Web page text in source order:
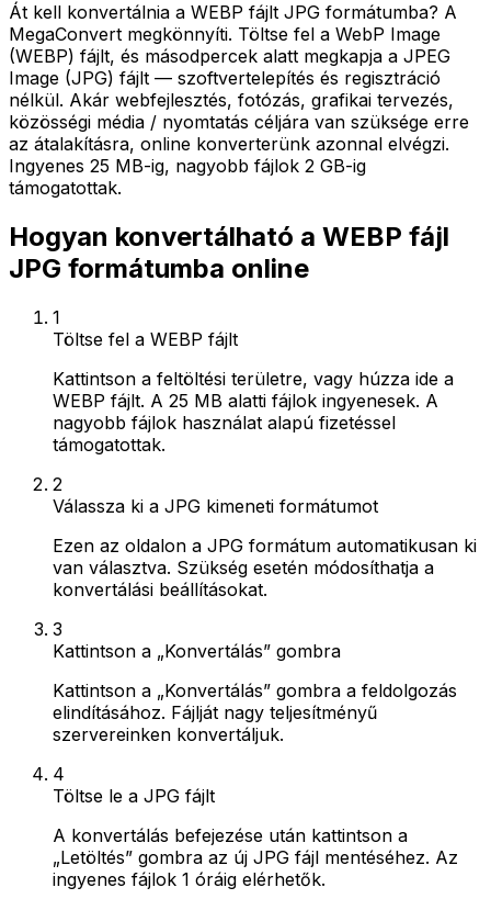
Át kell konvertálnia a WEBP fájlt JPG formátumba? A
MegaConvert megkönnyíti. Töltse fel a WebP Image
(WEBP) fájlt, és másodpercek alatt megkapja a JPEG
Image (JPG) fájlt — szoftvertelepítés és regisztráció
nélkül. Akár webfejlesztés, fotózás, grafikai tervezés,
közösségi média / nyomtatás céljára van szüksége erre
az átalakításra, online konverterünk azonnal elvégzi.
Ingyenes 25 MB-ig, nagyobb fájlok 2 GB-ig
támogatottak.
Hogyan konvertálható a WEBP fájl
JPG formátumba online
1
Töltse fel a WEBP fájlt
Kattintson a feltöltési területre, vagy húzza ide a
WEBP fájlt. A 25 MB alatti fájlok ingyenesek. A
nagyobb fájlok használat alapú fizetéssel
támogatottak.
2
Válassza ki a JPG kimeneti formátumot
Ezen az oldalon a JPG formátum automatikusan ki
van választva. Szükség esetén módosíthatja a
konvertálási beállításokat.
3
Kattintson a „Konvertálás” gombra
Kattintson a „Konvertálás” gombra a feldolgozás
elindításához. Fájlját nagy teljesítményű
szervereinken konvertáljuk.
4
Töltse le a JPG fájlt
A konvertálás befejezése után kattintson a
„Letöltés” gombra az új JPG fájl mentéséhez. Az
ingyenes fájlok 1 óráig elérhetők.